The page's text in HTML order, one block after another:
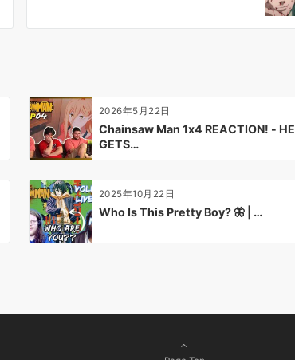
2026年5月22日
Chainsaw Man 1x4 REACTION! - HE
GETS…
2025年10月22日
Who Is This Pretty Boy? 🦋 | …